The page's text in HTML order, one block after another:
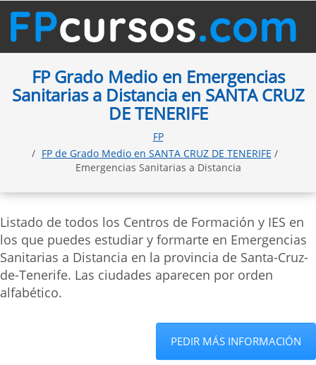
FP Grado Medio en Emergencias
Sanitarias a Distancia en SANTA CRUZ
DE TENERIFE
FP
FP de Grado Medio en SANTA CRUZ DE TENERIFE /
Emergencias Sanitarias a Distancia
Listado de todos los Centros de Formación y IES en
los que puedes estudiar y formarte en Emergencias
Sanitarias a Distancia en la provincia de Santa-Cruz-
de-Tenerife. Las ciudades aparecen por orden
alfabético.
PEDIR MÁS INFORMACIÓN